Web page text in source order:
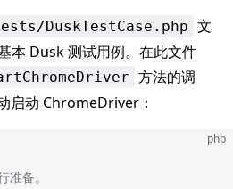
DuskTestCase.php 文
本 Dusk 测试用例。在此文件
方法的调
启动 ChromeDriver：
php
备。